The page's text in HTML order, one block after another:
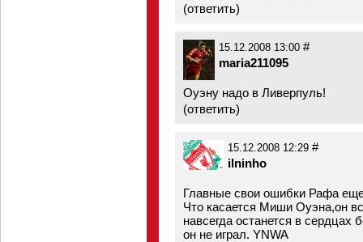
(ответить)
15.12.2008 13:00 #
maria211095
Оуэну надо в Ливерпуль!
(ответить)
15.12.2008 12:29 #
ilninho
Главные свои ошибки Рафа
Что касается Миши Оуэна,он
навсегда останется в
он не играл. YNWA